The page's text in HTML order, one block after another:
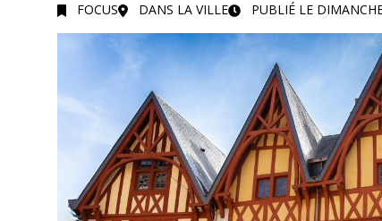
FOCUS DANS LA VILLE PUBLIÉ LE